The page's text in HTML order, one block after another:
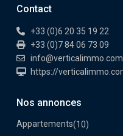
Contact
+33 (0)6 20 35 19 22
+33 (0)7 84 06 73 09
info@verticalimmo.com
https://
Nos annonces
Appartements(10)